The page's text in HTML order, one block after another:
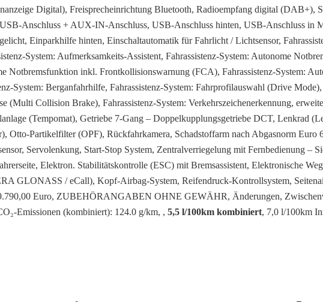
Digital), Freisprecheinrichtung Bluetooth, Radioempfang digital (DAB+),
Anschluss + AUX-IN-Anschluss, USB-Anschluss hinten, USB-Anschluss in
Einparkhilfe hinten, Einschaltautomatik für Fahrlicht / Lichtsensor,
System: Aufmerksamkeits-Assistent, Fahrassistenz-System: Autonome
Notbremsfunktion inkl. Frontkollisionswarnung (FCA), Fahrassistenz-System:
System: Berganfahrhilfe, Fahrassistenz-System: Fahrprofilauswahl (Drive Mode),
(Multi Collision Brake), Fahrassistenz-System: Verkehrszeichenerkennung,
(Tempomat), Getriebe 7-Gang – Doppelkupplungsgetriebe DCT, Lenkrad
Partikelfilter (OPF), Rückfahrkamera, Schadstoffarm nach Abgasnorm Euro
Servolenkung, Start-Stop System, Zentralverriegelung mit Fernbedienung –
Elektron. Stabilitätskontrolle (ESC) mit Bremsassistent, Elektronische
GLONASS / eCall), Kopf-Airbag-System, Reifendruck-Kontrollsystem,
Euro, ZUBEHÖRANGABEN OHNE GEWÄHR, Änderungen,
Emissionen (kombiniert): 124.0 g/km, , 5,5 l/100km kombiniert, 7,0 l/100km